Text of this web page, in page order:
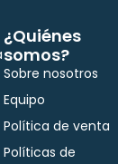
¿Quiénes
somos?
Sobre nosotros
Equipo
Política de venta
Políticas de